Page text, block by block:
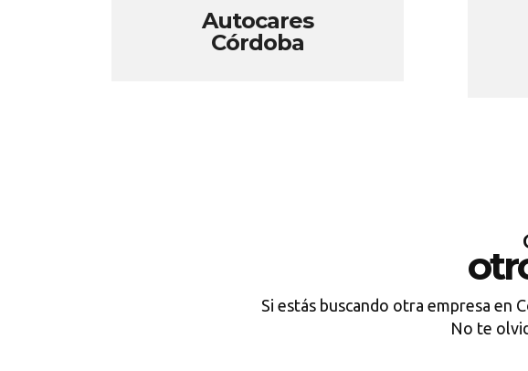
Autocares
Córdoba
Si estás buscando otra empresa en
No te